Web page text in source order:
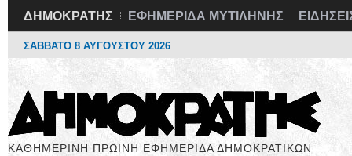
ΔΗΜΟΚΡΑΤΗΣ ΕΦΗΜΕΡΙΔΑ ΜΥΤΙΛΗΝΗΣ
ΣΑΒΒΑΤΟ 8 ΑΥΓΟΥΣΤΟΥ 2026
ΚΑΘΗΜΕΡΙΝΗ ΠΡΩΙΝΗ ΕΦΗΜΕΡΙΔΑ ΔΗΜΟΚΡΑΤΙΚΩΝ